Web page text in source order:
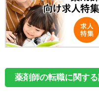
薬剤師の転職に関す